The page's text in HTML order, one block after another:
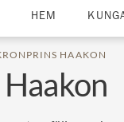
HEM
HAAKON